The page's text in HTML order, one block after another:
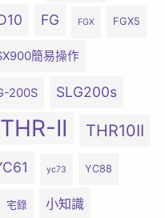
FG FGX FGX5
簡易操作
200S SLG200s
THR-II THR10II
yc73 YC88
宅錄 小知識